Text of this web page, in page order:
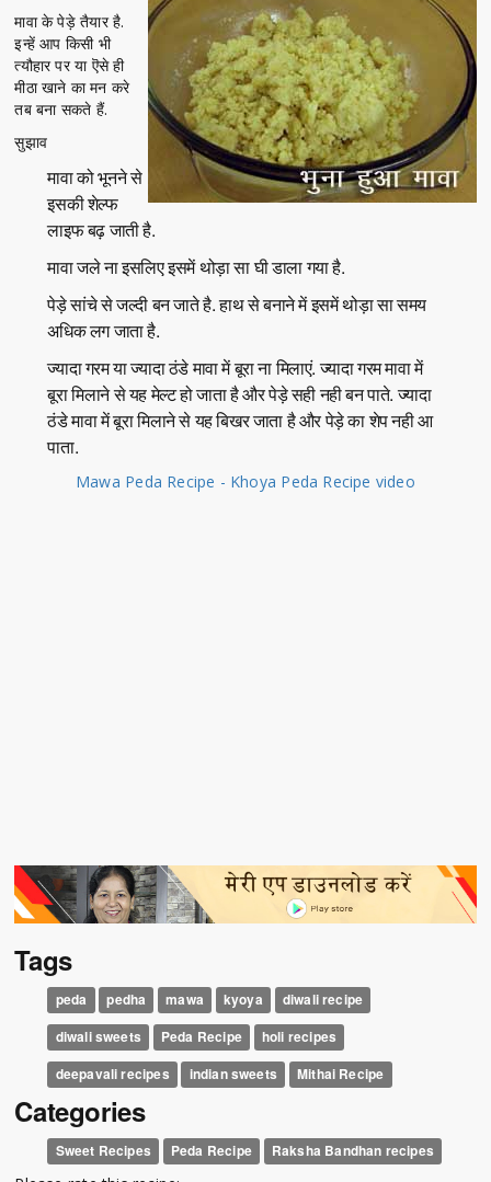
मावा के पेड़े तैयार है.
इन्हें आप किसी भी
त्यौहार पर या ऎसे ही
मीठा खाने का मन करे
तब बना सकते हैं.
सुझाव
मावा को भूनने से
इसकी शेल्फ
लाइफ बढ़ जाती है.
मावा जले ना इसलिए इसमें थोड़ा सा घी डाला गया है.
पेड़े सांचे से जल्दी बन जाते है. हाथ से बनाने में इसमें थोड़ा सा समय
अधिक लग जाता है.
ज्यादा गरम या ज्यादा ठंडे मावा में बूरा ना मिलाएं. ज्यादा गरम मावा में
बूरा मिलाने से यह मेल्ट हो जाता है और पेड़े सही नही बन पाते. ज्यादा
ठंडे मावा में बूरा मिलाने से यह बिखर जाता है और पेड़े का शेप नही आ
पाता.
Mawa Peda Recipe - Khoya Peda Recipe video
Tags
peda pedha mawa kyoya
diwali recipe
diwali sweets
Peda Recipe
holi recipes
deepavali recipes
indian sweets Mithai Recipe
Categories
Sweet Recipes Peda Recipe Raksha Bandhan recipes